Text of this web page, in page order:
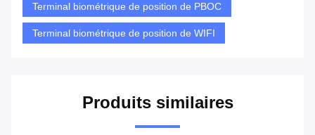
Terminal biométrique de position de PBOC
Terminal biométrique de position de WIFI
Produits similaires